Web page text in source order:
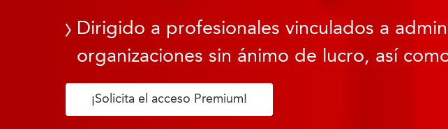
Dirigido a profesionales vinculados a
organizaciones sin ánimo de lucro, así
¡Solicita el acceso Premium!